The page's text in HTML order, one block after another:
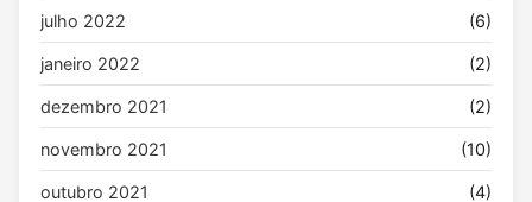
julho 2022 (6)
janeiro 2022 (2)
dezembro 2021 (2)
novembro 2021 (10)
outubro 2021 (4)